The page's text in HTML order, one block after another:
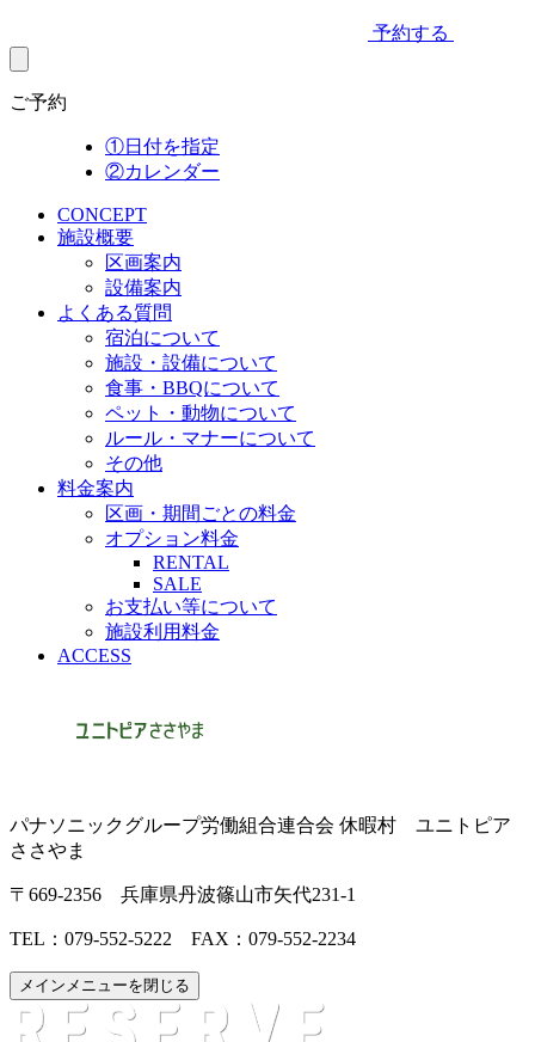
予約する
ご予約
①日付を指定
②カレンダー
CONCEPT
施設概要
区画案内
設備案内
よくある質問
宿泊について
施設・設備について
食事・BBQについて
ペット・動物について
ルール・マナーについて
その他
料金案内
区画・期間ごとの料金
オプション料金
RENTAL
SALE
お支払い等について
施設利用料金
ACCESS
パナソニックグループ労働組合連合会 休暇村 ユニトピア
ささやま
〒669-2356 兵庫県丹波篠山市矢代231-1
TEL：079-552-5222 FAX：079-552-2234
メインメニューを閉じる